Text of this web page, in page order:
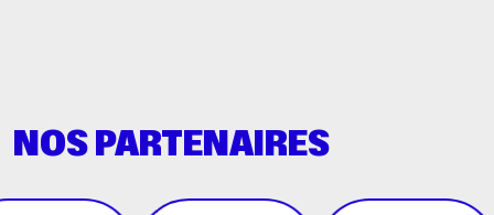
NOS PARTENAIRES